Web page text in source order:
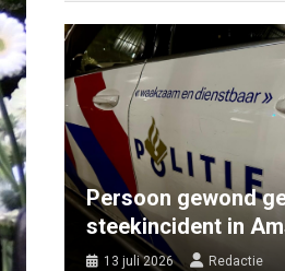
Persoon gewond
steekincident in
13 juli 2026 Redactie